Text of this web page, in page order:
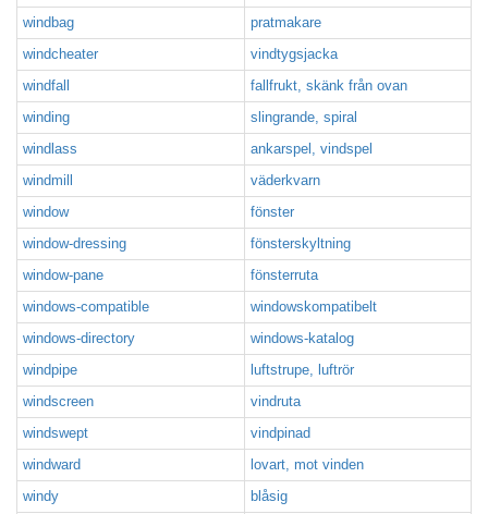
windbag
pratmakare
windcheater
vindtygsjacka
windfall
fallfrukt, skänk från ovan
winding
slingrande, spiral
windlass
ankarspel, vindspel
windmill
väderkvarn
window
fönster
window-dressing
fönsterskyltning
window-pane
fönsterruta
windows-compatible
windowskompatibelt
windows-directory
windows-katalog
windpipe
luftstrupe, luftrör
windscreen
vindruta
windswept
vindpinad
windward
lovart, mot vinden
windy
blåsig